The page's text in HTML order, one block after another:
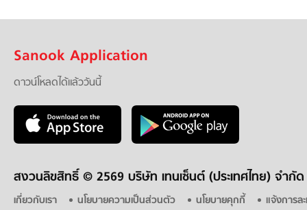
Sanook Application
ดาวน์โหลดได้แล้ววันนี้
สงวนลิขสิทธิ์ © 2569 บริษัท เทนเซ็นต์ (ประเทศไทย) จำกัด
เกี่ยวกับเรา นโยบายความเป็นส่วนตัว นโยบายคุกกี้ แจ้งการล